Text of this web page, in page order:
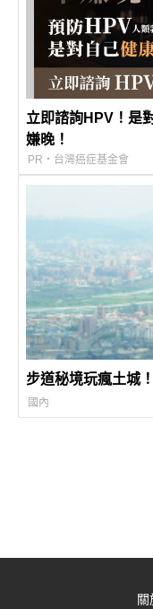
立即諮詢HPV！是
嫌晚！
PR・台灣癌症基金會
步道秘境玩瘋土城
國內
關